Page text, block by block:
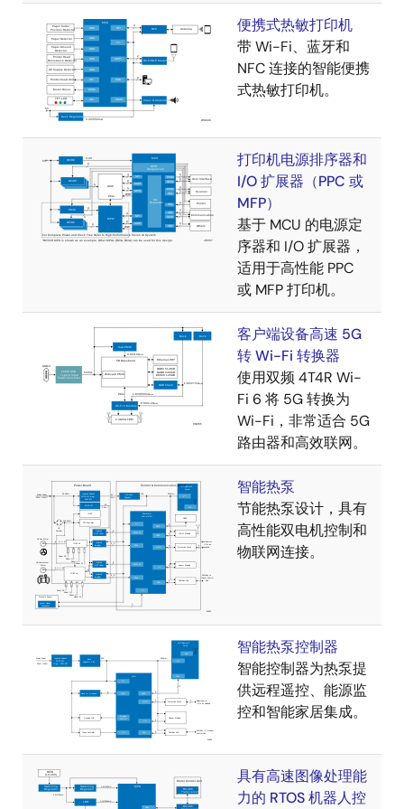
便携式热敏打印机
带 Wi-Fi、蓝牙和
NFC 连接的智能便携
式热敏打印机。
打印机电源排序器和
I/O 扩展器（PPC 或
MFP）
基于 MCU 的电源定
序器和 I/O 扩展器，
适用于高性能 PPC
或 MFP 打印机。
客户端设备高速 5G
转 Wi-Fi 转换器
使用双频 4T4R Wi-
Fi 6 将 5G 转换为
Wi-Fi，非常适合 5G
路由器和高效联网。
智能热泵
节能热泵设计，具有
高性能双电机控制和
物联网连接。
智能热泵控制器
智能控制器为热泵提
供远程遥控、能源监
控和智能家居集成。
具有高速图像处理能
力的 RTOS 机器人控